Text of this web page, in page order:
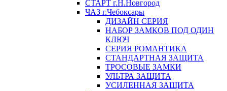
СТАРТ г.Н.Новгород
ЧАЗ г.Чебоксары
ДИЗАЙН СЕРИЯ
НАБОР ЗАМКОВ ПОД ОДИН
КЛЮЧ
СЕРИЯ РОМАНТИКА
СТАНДАРТНАЯ ЗАЩИТА
ТРОСОВЫЕ ЗАМКИ
УЛЬТРА ЗАЩИТА
УСИЛЕННАЯ ЗАЩИТА